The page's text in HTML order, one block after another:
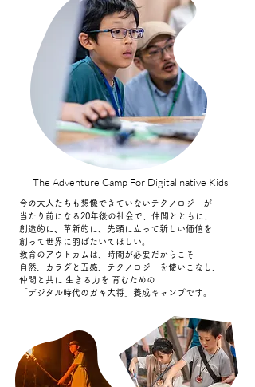
The Adventure Camp For Digital native Kids
今の大人たちも想像できていないテクノロジーが
当たり前になる20年後の社会で、仲間とともに、
創造的に、革新的に、先頭に立って新しい価値を
創って世界に羽ばたいてほしい。
教育のアウトカムは、時間が必要だからこそ
自然、カラダと五感、テクノロジーを使いこなし、
仲間と共に 生きる力を 育むための
「デジタル時代のガキ大将」養成キャンプです。